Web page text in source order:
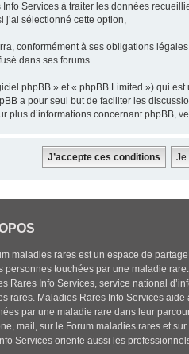
Info Services à traiter les données
j’ai sélectionné cette option,
conformément à ses obligations
dans ses forums.
phpBB » et « phpBB Limited ») qui
a pour seul but de faciliter les
plus d’informations concernant phpBB,
maladies rares est un espace de
personnes touchées par une maladie
Rares Info Services, service national
rares. Maladies Rares Info Services
par une maladie rare dans leur
mail, sur le Forum maladies rares et
Services oriente aussi les